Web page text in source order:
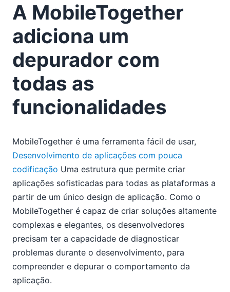
A MobileTogether
adiciona um
depurador com
todas as
funcionalidades
MobileTogether é uma ferramenta fácil de usar,
Desenvolvimento de aplicações com pouca
codificação Uma estrutura que permite criar
aplicações sofisticadas para todas as plataformas a
partir de um único design de aplicação. Como o
MobileTogether é capaz de criar soluções altamente
complexas e elegantes, os desenvolvedores
precisam ter a capacidade de diagnosticar
problemas durante o desenvolvimento, para
compreender e depurar o comportamento da
aplicação.